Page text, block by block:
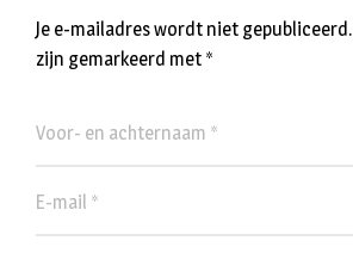
Je e-mailadres wordt niet gepubliceerd.
zijn gemarkeerd met *